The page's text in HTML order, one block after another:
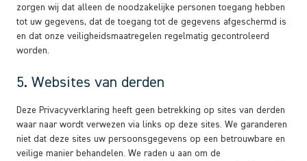
zorgen wij dat alleen de noodzakelijke personen toegang hebben
tot uw gegevens, dat de toegang tot de gegevens afgeschermd is
en dat onze veiligheidsmaatregelen regelmatig gecontroleerd
worden.
5. Websites van derden
Deze Privacyverklaring heeft geen betrekking op sites van derden
waar naar wordt verwezen via links op deze sites. We garanderen
niet dat deze sites uw persoonsgegevens op een betrouwbare en
veilige manier behandelen. We raden u aan om de